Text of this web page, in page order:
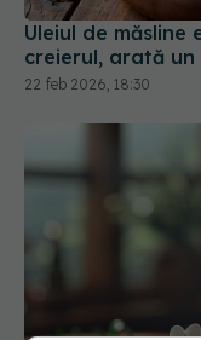
Uleiul de
creierul, arată un
22 feb 2026, 18:30